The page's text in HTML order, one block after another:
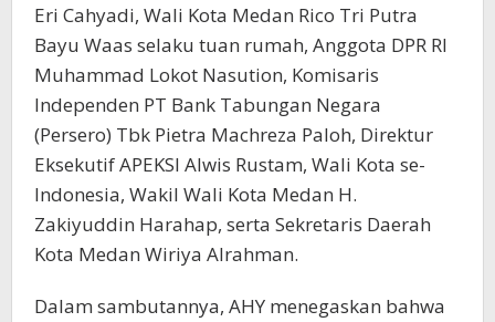
Eri Cahyadi, Wali Kota Medan Rico Tri Putra
Bayu Waas selaku tuan rumah, Anggota DPR RI
Muhammad Lokot Nasution, Komisaris
Independen PT Bank Tabungan Negara
(Persero) Tbk Pietra Machreza Paloh, Direktur
Eksekutif APEKSI Alwis Rustam, Wali Kota se-
Indonesia, Wakil Wali Kota Medan H.
Zakiyuddin Harahap, serta Sekretaris Daerah
Kota Medan Wiriya Alrahman.
Dalam sambutannya, AHY menegaskan bahwa